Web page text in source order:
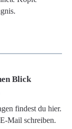
Blick
findest du hier.
Mail schreiben.